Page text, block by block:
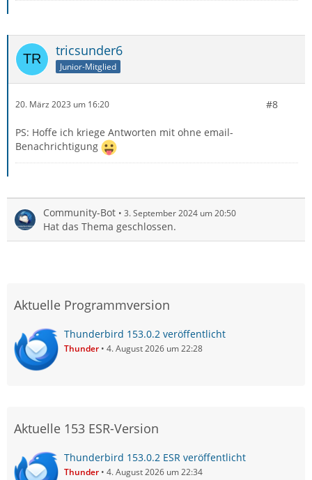
tricsunder6
Junior-Mitglied
20. März 2023 um 16:20 #8
PS: Hoffe ich kriege Antworten mit ohne email-
Benachrichtigung
Community-Bot 3. September 2024 um 20:50
Hat das Thema geschlossen.
Aktuelle Programmversion
Thunderbird 153.0.2 veröffentlicht
Thunder 4. August 2026 um 22:28
Aktuelle 153 ESR-Version
Thunderbird 153.0.2 ESR veröffentlicht
Thunder 4. August 2026 um 22:34